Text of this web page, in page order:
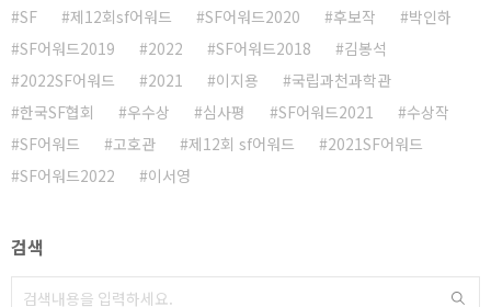
SF
제12회sf어워드 SF어워드2020 후보작
박인하
SF어워드2019
2022 SF어워드2018
김봉석
2022SF어워드
2021 이지용
국립과천과학관
한국SF협회
우수상 심사평 SF어워드2021
수상작
SF어워드
고호관 제12회 sf어워드
2021SF어워드
SF어워드2022
이서영
검색